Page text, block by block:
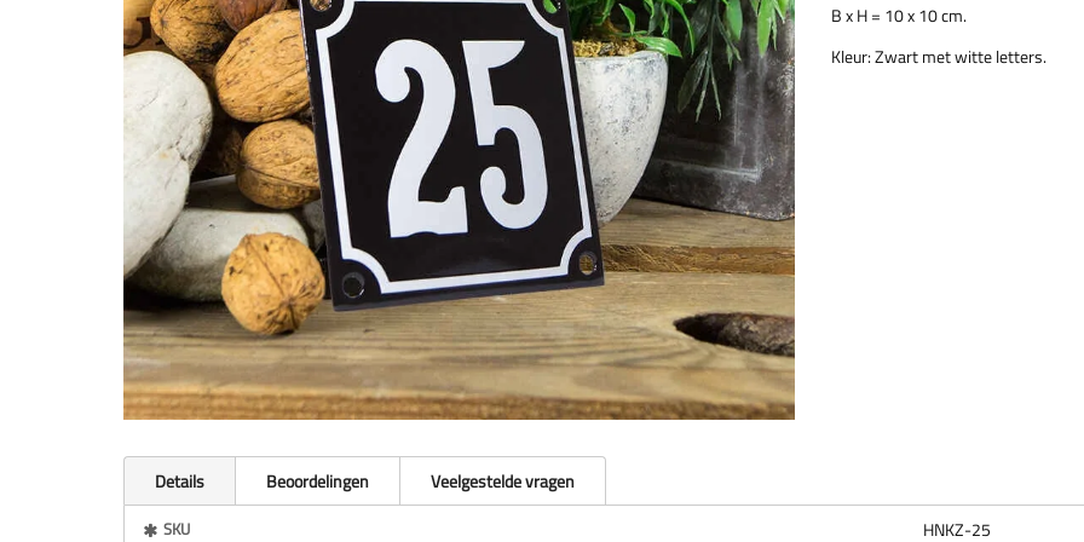
B x H = 10 x 10 cm.
Kleur: Zwart met witte letters.
Details Beoordelingen
Veelgestelde vragen
MeerSKU HNKZ-25